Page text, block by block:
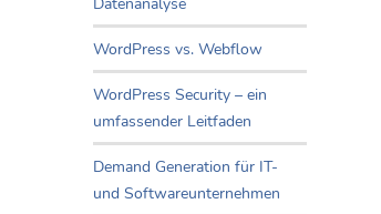
Datenanalyse
WordPress vs. Webflow
WordPress Security – ein
umfassender Leitfaden
Demand Generation für IT-
und Softwareunternehmen